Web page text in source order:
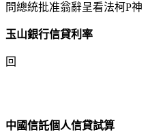
問總統批准翁辭呈看法柯P神
玉山銀行信貸利率
回
中國信託個人信貸試算